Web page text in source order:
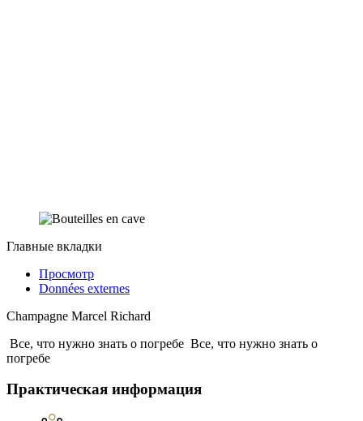
Главные вкладки
Просмотр
Données externes
Champagne Marcel Richard
Все, что нужно знать о погребе Все, что нужно знать о
погребе
Практическая информация